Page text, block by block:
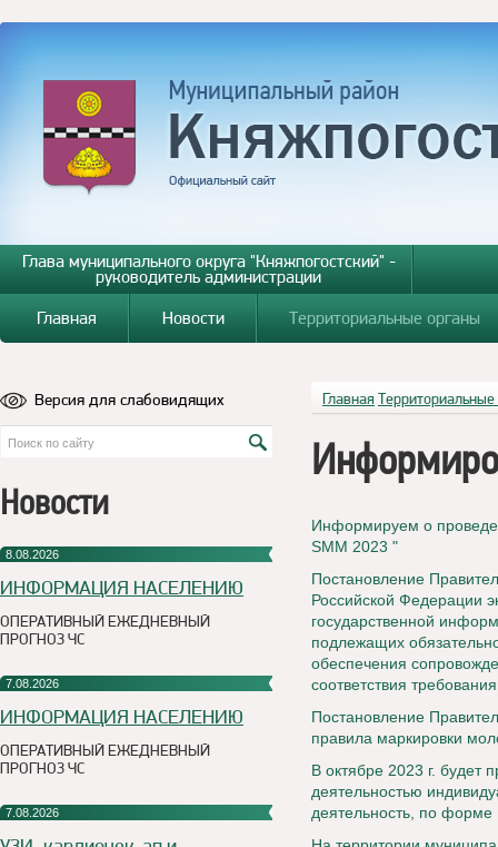
Глава муниципального округа "Княжпогостский" -
руководитель администрации
Главная
Новости Территориальные органы
Версия для слабовидящих
Новости
8.08.2026
ИНФОРМАЦИЯ НАСЕЛЕНИЮ
ОПЕРАТИВНЫЙ ЕЖЕДНЕВНЫЙ
ПРОГНОЗ ЧС
7.08.2026
ИНФОРМАЦИЯ НАСЕЛЕНИЮ
ОПЕРАТИВНЫЙ ЕЖЕДНЕВНЫЙ
ПРОГНОЗ ЧС
7.08.2026
Главная
Информируем о
SMM 2023 "
Постановление
Российской Федерации
государственной
подлежащих
обеспечения
соответствия
Постановление
правила маркировки
В октябре 2023 г. будет
деятельностью
деятельность, по